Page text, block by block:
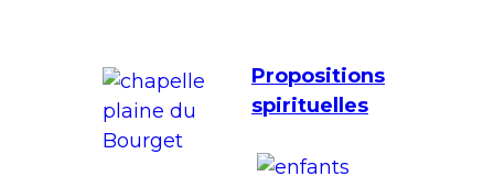
Propositions
spirituelles